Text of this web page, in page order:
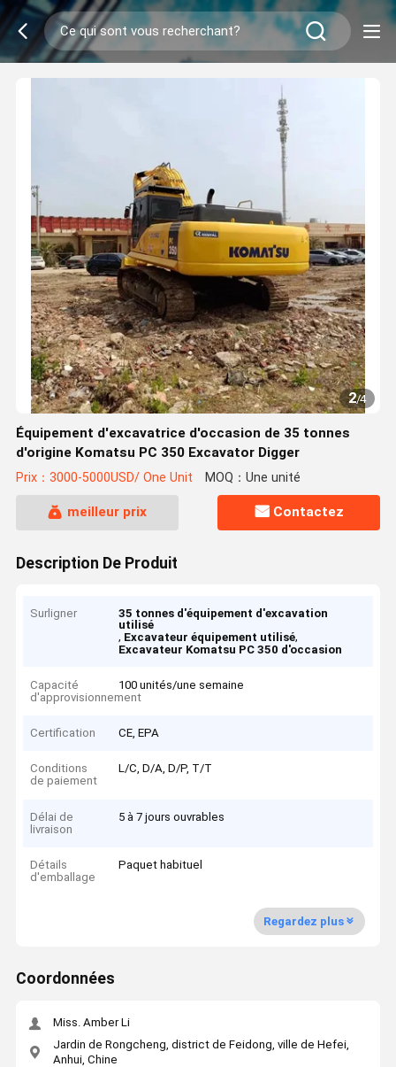
2/4
Équipement d'excavatrice d'occasion de 35 tonnes
d'origine Komatsu PC 350 Excavator Digger
Prix：3000-5000USD/ One Unit MOQ：Une unité
meilleur prix Contactez
Description De Produit
Surligner
35 tonnes d'équipement d'excavation
utilisé
, Excavateur équipement utilisé,
Excavateur Komatsu PC 350 d'occasion
Capacité
d'approvisionnement
100 unités/une semaine
Certification CE, EPA
Conditions
de paiement
L/C, D/A, D/P, T/T
Délai de
livraison
5 à 7 jours ouvrables
Détails
d'emballage
Paquet habituel
Regardez plus
Coordonnées
Miss. Amber Li
Jardin de Rongcheng, district de Feidong, ville de Hefei,
Anhui, Chine